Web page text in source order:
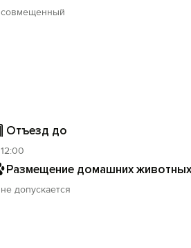
совмещенный
Отъезд до
12:00
Размещение домашних животных
не допускается